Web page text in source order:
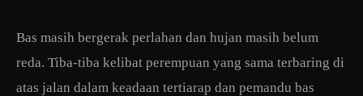
Bas masih bergerak perlahan dan hujan masih belum
reda. Tiba-tiba kelibat perempuan yang sama terbaring di
atas jalan dalam keadaan tertiarap dan pemandu bas